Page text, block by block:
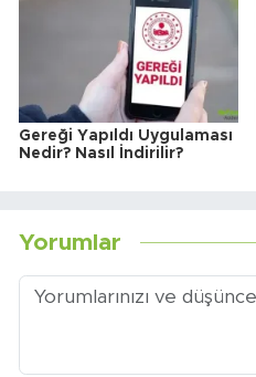
Gereği Yapıldı Uygulaması
Nedir? Nasıl İndirilir?
Yorumlar